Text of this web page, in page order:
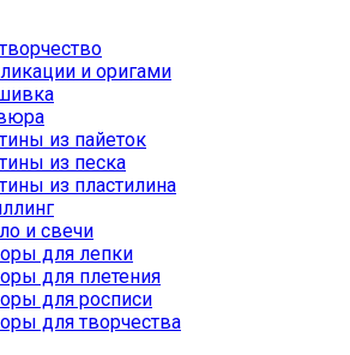
и оригами
из пайеток
из песка
из пластилина
и свечи
для лепки
для плетения
для росписи
для творчества